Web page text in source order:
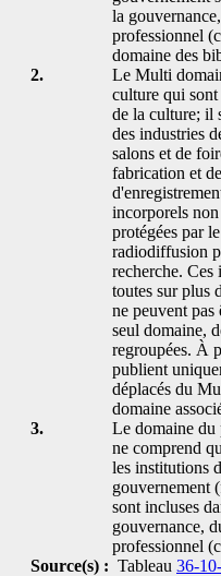
la
professionnel
domaine des
2.
Le Multi
culture qui sont
de la culture; il
des industries
salons et de
fabrication et
incorporels
protégées par
radiodiffusion
recherche.
toutes sur plus
ne peuvent pas
seul domaine,
regroupées. À
publient
déplacés du
domaine
3.
Le domaine du
ne comprend
les institutions
gouvernement
sont incluses
gouvernance,
professionnel
Source(s) : Tableau 36-